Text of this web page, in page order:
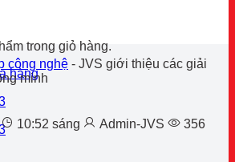
trong giỏ hàng.
hàng
công nghệ - JVS giới thiệu các giải
minh
10:52 sáng Admin-JVS
356